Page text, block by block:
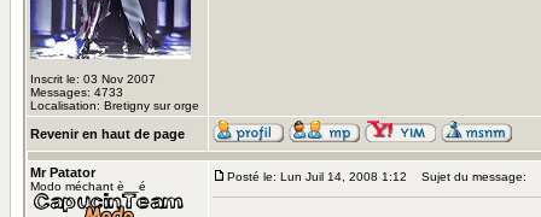
Inscrit le: 03 Nov 2007
Messages: 4733
Localisation: Bretigny sur orge
Revenir en haut de page
Mr Patator
Modo méchant è__é
Posté le: Lun Juil 14, 2008 1:12 Sujet du message: